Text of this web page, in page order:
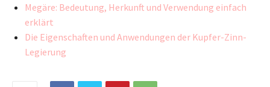
Megäre: Bedeutung, Herkunft und Verwendung einfach
erklärt
Die Eigenschaften und Anwendungen der Kupfer-Zinn-
Legierung